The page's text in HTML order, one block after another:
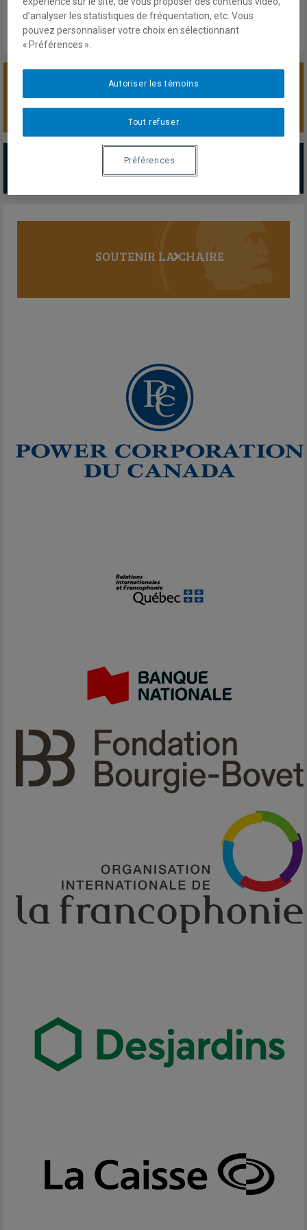
SOUTENIR LA CHAIRE
PARTENAIRES MAJEURS
Tous les partenaires
SOUTENIR LA CHAIRE
d’analyser les statistiques de fréquentation, etc. Vous
pouvez personnaliser votre choix en sélectionnant
« Préférences ».
Tout refuser
Autoriser les témoins
Préférences